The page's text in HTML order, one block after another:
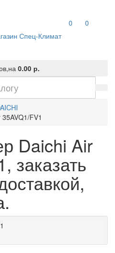
0
0
на 0.00 р.
FV1
Daichi Air
заказать